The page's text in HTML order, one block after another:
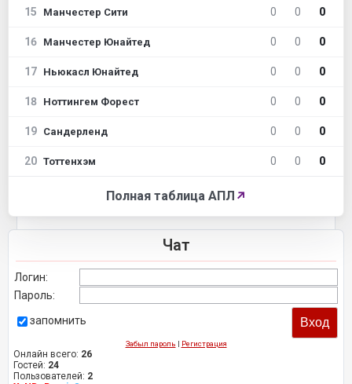
15 Манчестер Сити 0 0 0
16 Манчестер Юнайтед 0 0 0
17 Ньюкасл Юнайтед 0 0 0
18 Ноттингем Форест 0 0 0
19 Сандерленд 0 0 0
20 Тоттенхэм 0 0 0
Полная таблица АПЛ ↗
Чат
Логин:
Пароль:
запомнить
Забыл пароль | Регистрация
Онлайн всего: 26
Гостей: 24
Пользователей: 2